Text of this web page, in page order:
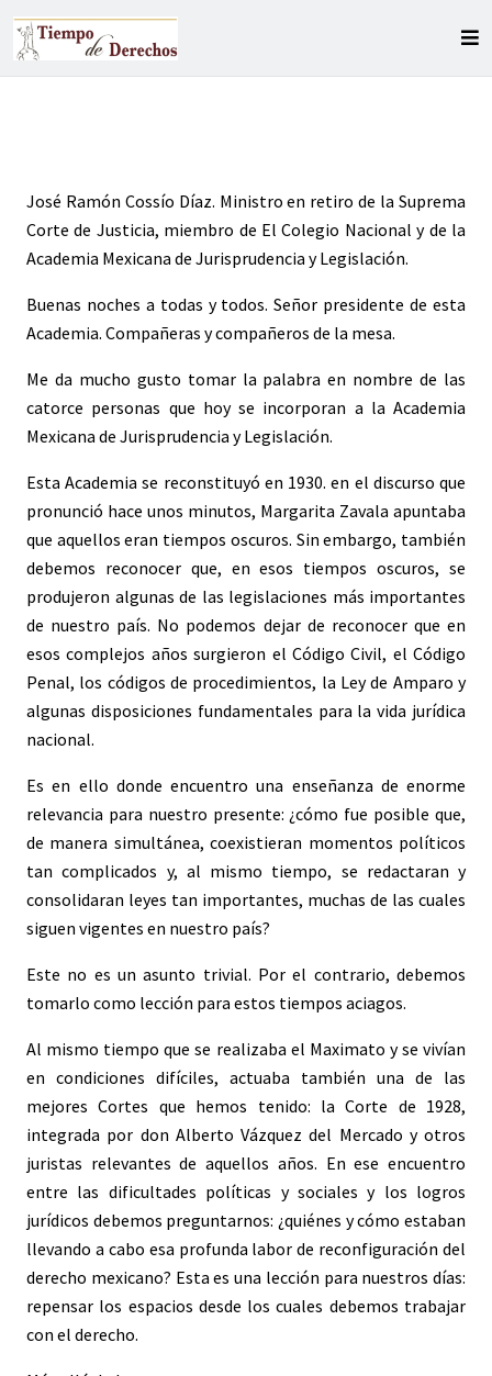
José Ramón Cossío Díaz. Ministro en retiro de la Suprema
Corte de Justicia, miembro de El Colegio Nacional y de la
Academia Mexicana de Jurisprudencia y Legislación.
Buenas noches a todas y todos. Señor presidente de esta
Academia. Compañeras y compañeros de la mesa.
Me da mucho gusto tomar la palabra en nombre de las
catorce personas que hoy se incorporan a la Academia
Mexicana de Jurisprudencia y Legislación.
Esta Academia se reconstituyó en 1930. en el discurso que
pronunció hace unos minutos, Margarita Zavala apuntaba
que aquellos eran tiempos oscuros. Sin embargo, también
debemos reconocer que, en esos tiempos oscuros, se
produjeron algunas de las legislaciones más importantes
de nuestro país. No podemos dejar de reconocer que en
esos complejos años surgieron el Código Civil, el Código
Penal, los códigos de procedimientos, la Ley de Amparo y
algunas disposiciones fundamentales para la vida jurídica
nacional.
Es en ello donde encuentro una enseñanza de enorme
relevancia para nuestro presente: ¿cómo fue posible que,
de manera simultánea, coexistieran momentos políticos
tan complicados y, al mismo tiempo, se redactaran y
consolidaran leyes tan importantes, muchas de las cuales
siguen vigentes en nuestro país?
Este no es un asunto trivial. Por el contrario, debemos
tomarlo como lección para estos tiempos aciagos.
Al mismo tiempo que se realizaba el Maximato y se vivían
en condiciones difíciles, actuaba también una de las
mejores Cortes que hemos tenido: la Corte de 1928,
integrada por don Alberto Vázquez del Mercado y otros
juristas relevantes de aquellos años. En ese encuentro
entre las dificultades políticas y sociales y los logros
jurídicos debemos preguntarnos: ¿quiénes y cómo estaban
llevando a cabo esa profunda labor de reconfiguración del
derecho mexicano? Esta es una lección para nuestros días:
repensar los espacios desde los cuales debemos trabajar
con el derecho.